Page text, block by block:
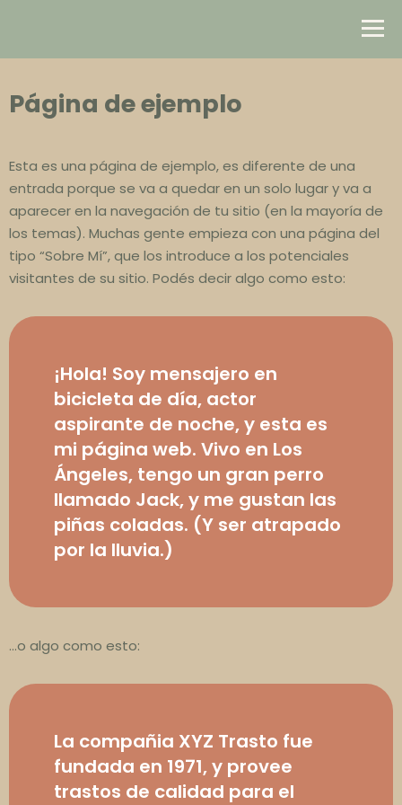
Página de ejemplo
Esta es una página de ejemplo, es diferente de una
entrada porque se va a quedar en un solo lugar y va a
aparecer en la navegación de tu sitio (en la mayoría de
los temas). Muchas gente empieza con una página del
tipo “Sobre Mí”, que los introduce a los potenciales
visitantes de su sitio. Podés decir algo como esto:
¡Hola! Soy mensajero en
bicicleta de día, actor
aspirante de noche, y esta es
mi página web. Vivo en Los
Ángeles, tengo un gran perro
llamado Jack, y me gustan las
piñas coladas. (Y ser atrapado
por la lluvia.)
…o algo como esto:
La compañia XYZ Trasto fue
fundada en 1971, y provee
trastos de calidad para el